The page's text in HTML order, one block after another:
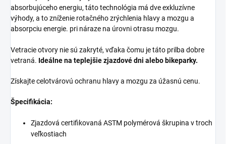
absorbujúceho energiu, táto technológia má dve exkluzívne
výhody, a to zníženie rotačného zrýchlenia hlavy a mozgu a
absorpciu energie. pri náraze na úrovni otrasu mozgu.
Vetracie otvory nie sú zakryté, vďaka čomu je táto prilba dobre
vetraná. Ideálne na teplejšie zjazdové dni alebo bikeparky.
Získajte celotvárovú ochranu hlavy a mozgu za úžasnú cenu.
Špecifikácia:
Zjazdová certifikovaná ASTM polymérová škrupina v troch
veľkostiach